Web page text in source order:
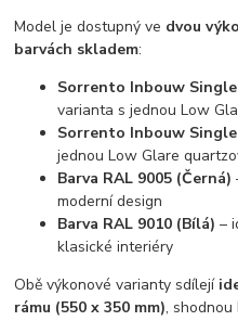
Model je dostupný ve dvou
barvách skladem:
Sorrento Inbouw
varianta s jednou Low
Sorrento Inbouw
jednou Low Glare
Barva RAL 9005 (Černá)
moderní design
Barva RAL 9010 (Bílá) –
klasické interiéry
Obě výkonové varianty sdílejí
rámu (550 x 350 mm), shodnou